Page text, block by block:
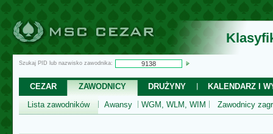
Szukaj PID lub nazwisko zawodnika:
CEZAR ZAWODNICY DRUŻYNY
KALENDARZ I
Lista zawodników
Awansy WGM, WLM, WIM Zawodnicy